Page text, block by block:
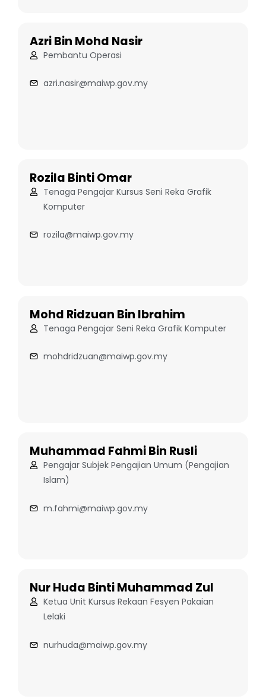
Azri Bin Mohd Nasir
Pembantu Operasi
azri.nasir@maiwp.gov.my
Rozila Binti Omar
Tenaga Pengajar Kursus Seni Reka Grafik
Komputer
rozila@maiwp.gov.my
Mohd Ridzuan Bin Ibrahim
Tenaga Pengajar Seni Reka Grafik Komputer
mohdridzuan@maiwp.gov.my
Muhammad Fahmi Bin Rusli
Pengajar Subjek Pengajian Umum (Pengajian
Islam)
m.fahmi@maiwp.gov.my
Nur Huda Binti Muhammad Zul
Ketua Unit Kursus Rekaan Fesyen Pakaian
Lelaki
nurhuda@maiwp.gov.my